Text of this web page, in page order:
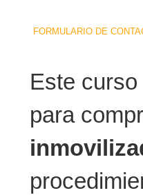
FORMULARIO DE
Este
para